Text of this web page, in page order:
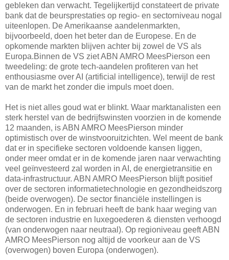
gebleken dan verwacht. Tegelijkertijd constateert de private
bank dat de beursprestaties op regio- en sectorniveau nogal
uiteenlopen. De Amerikaanse aandelenmarkten,
bijvoorbeeld, doen het beter dan de Europese. En de
opkomende markten blijven achter bij zowel de VS als
Europa.Binnen de VS ziet ABN AMRO MeesPierson een
tweedeling: de grote tech-aandelen profiteren van het
enthousiasme over AI (artificial intelligence), terwijl de rest
van de markt het zonder die impuls moet doen.
Het is niet alles goud wat er blinkt. Waar marktanalisten een
sterk herstel van de bedrijfswinsten voorzien in de komende
12 maanden, is ABN AMRO MeesPierson minder
optimistisch over de winstvooruitzichten. Wel meent de bank
dat er in specifieke sectoren voldoende kansen liggen,
onder meer omdat er in de komende jaren naar verwachting
veel geïnvesteerd zal worden in AI, de energietransitie en
data-infrastructuur. ABN AMRO MeesPierson blijft positief
over de sectoren informatietechnologie en gezondheidszorg
(beide overwogen). De sector financiële instellingen is
onderwogen. En in februari heeft de bank haar weging van
de sectoren industrie en luxegoederen & diensten verhoogd
(van onderwogen naar neutraal). Op regioniveau geeft ABN
AMRO MeesPierson nog altijd de voorkeur aan de VS
(overwogen) boven Europa (onderwogen).